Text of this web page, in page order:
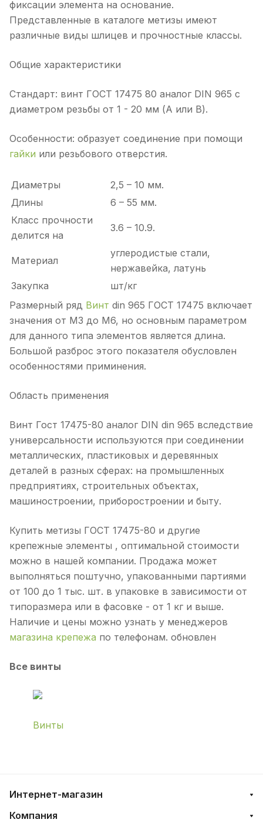
фиксации элемента на основание.
Представленные в каталоге метизы имеют
различные виды шлицев и прочностные классы.
Общие характеристики
Стандарт: винт ГОСТ 17475 80 аналог DIN 965 с
диаметром резьбы от 1 - 20 мм (А или В).
Особенности: образует соединение при помощи
гайки или резьбового отверстия.
Диаметры
2,5 – 10 мм.
Длины
6 – 55 мм.
Класс прочности
делится на
3.6 – 10.9.
Материал
углеродистые стали,
нержавейка, латунь
Закупка
шт/кг
Размерный ряд Винт din 965 ГОСТ 17475 включает
значения от M3 до M6, но основным параметром
для данного типа элементов является длина.
Большой разброс этого показателя обусловлен
особенностями приминения.
Область применения
Винт Гост 17475-80 аналог DIN din 965 вследствие
универсальности используются при соединении
металлических, пластиковых и деревянных
деталей в разных сферах: на промышленных
предприятиях, строительных объектах,
машиностроении, приборостроении и быту.
Купить метизы ГОСТ 17475-80 и другие
крепежные элементы , оптимальной стоимости
можно в нашей компании. Продажа может
выполняться поштучно, упакованными партиями
от 100 до 1 тыс. шт. в упаковке в зависимости от
типоразмера или в фасовке - от 1 кг и выше.
Наличие и цены можно узнать у менеджеров
магазина крепежа по телефонам. обновлен
Все винты
Винты
Интернет-магазин
Компания